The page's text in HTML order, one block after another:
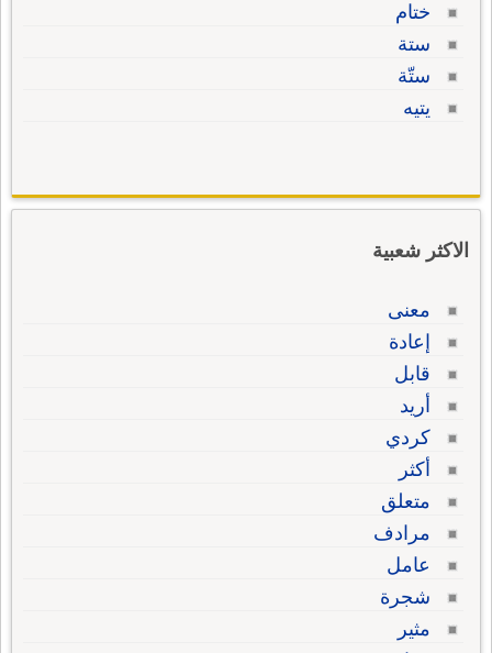
ختام
ستة
ستّة
يتيه
الاكثر شعبية
معنى
إعادة
قابل
أريد
كردي
أكثر
متعلق
مرادف
عامل
شجرة
مثير